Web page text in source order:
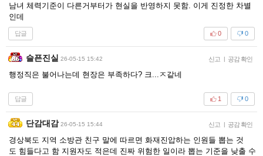
남녀 체력기준이 다른거부터가 현실을 반영하지 못함. 이게 진정한 차별
인데
답글 0
0
슬픈진실 26-05-15 15:42 신고 | 공감 확인
행정직은 불어나는데 현장은 부족하다? 크...ㅈ같네
답글 0
1
단감대감 26-05-15 15:44 신고 | 공감 확인
경상북도 지역 소방관 친구 말에 따르면 화재진압하는 인원들 뽑는 것
도 힘들다고 함 지원자도 적은데 진짜 위험한 일이라 뽑는 기준을 낮출 수